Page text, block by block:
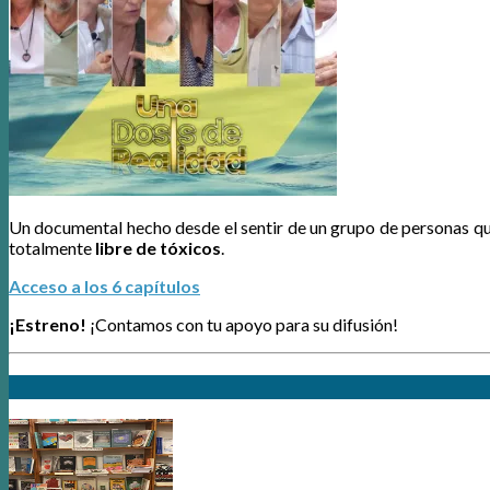
Un documental hecho desde el sentir de un grupo de personas
totalmente libre de tóxicos.
Acceso a los 6 capítulos
¡Estreno! ¡Contamos con tu apoyo para su difusión!